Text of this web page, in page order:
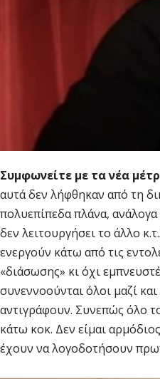
Συμφωνείτε με τα νέα
αυτά δεν λήφθηκαν από τη
πολυεπίπεδα πλάνα,
δεν λειτουργήσει το άλλο
ενεργούν κάτω από τις
«διάσωσης» κι όχι
συνεννοούνται όλοι μαζί
αντιγράφουν. Συνεπώς όλο
κάτω κοκ. Δεν είμαι
έχουν να λογοδοτήσουν